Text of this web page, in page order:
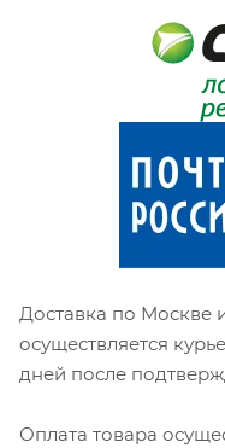
Доставка по Москве
осуществляется
дней после
Оплата товара